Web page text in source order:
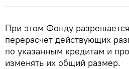
При этом Фонду
перерасчет действующих
по указанным кредитам и
изменять их общий размер.